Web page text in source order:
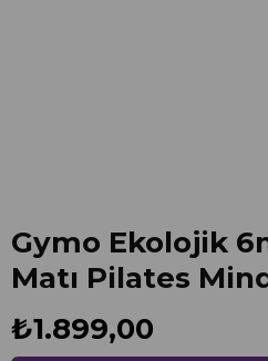
Gymo Ekolojik
Matı Pilates
₺1.899,00